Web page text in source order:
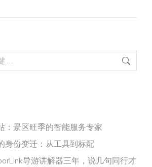
：景区旺季的智能服务专家
身份变迁：从工具到标配
导游讲解器三年，说几句同行才